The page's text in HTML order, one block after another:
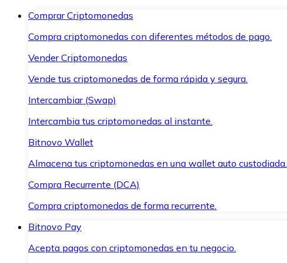
Comprar Criptomonedas
Compra criptomonedas con diferentes métodos de pago.
Vender Criptomonedas
Vende tus criptomonedas de forma rápida y segura.
Intercambiar (Swap)
Intercambia tus criptomonedas al instante.
Bitnovo Wallet
Almacena tus criptomonedas en una wallet auto custodiada.
Compra Recurrente (DCA)
Compra criptomonedas de forma recurrente.
Bitnovo Pay
Acepta pagos con criptomonedas en tu negocio.